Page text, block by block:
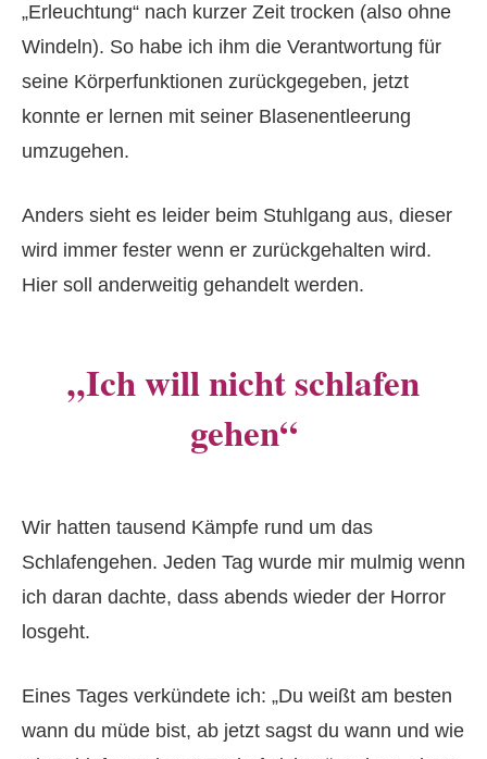
„Erleuchtung“ nach kurzer Zeit trocken (also ohne
Windeln). So habe ich ihm die Verantwortung für
seine Körperfunktionen zurückgegeben, jetzt
konnte er lernen mit seiner Blasenentleerung
umzugehen.
Anders sieht es leider beim Stuhlgang aus, dieser
wird immer fester wenn er zurückgehalten wird.
Hier soll anderweitig gehandelt werden.
„Ich will nicht schlafen
gehen“
Wir hatten tausend Kämpfe rund um das
Schlafengehen. Jeden Tag wurde mir mulmig wenn
ich daran dachte, dass abends wieder der Horror
losgeht.
Eines Tages verkündete ich: „Du weißt am besten
wann du müde bist, ab jetzt sagst du wann und wie